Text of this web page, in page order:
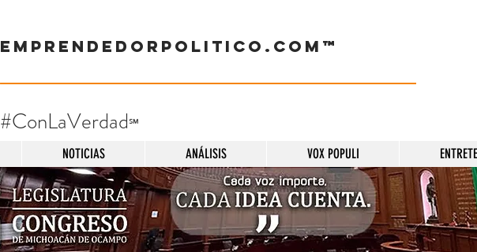
Emprendedorpolitico.com™
#ConLaVerdad℠
NOTICIAS ANÁLISIS VOX POPULI